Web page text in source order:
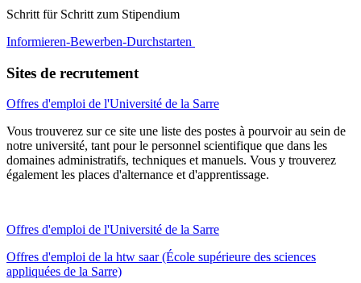
Schritt für Schritt zum Stipendium
Informieren-Bewerben-Durchstarten
Sites de recrutement
Offres d'emploi de l'Université de la Sarre
Vous trouverez sur ce site une liste des postes à pourvoir au sein de
notre université, tant pour le personnel scientifique que dans les
domaines administratifs, techniques et manuels. Vous y trouverez
également les places d'alternance et d'apprentissage.
Offres d'emploi de l'Université de la Sarre
Offres d'emploi de la htw saar (École supérieure des sciences
appliquées de la Sarre)